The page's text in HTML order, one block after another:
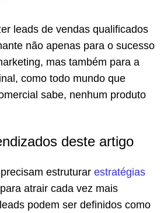
leads de vendas qualificados
não apenas para o sucesso
mas também para a
como todo mundo que
sabe, nenhum produto
deste artigo
estruturar estratégias
para atrair cada vez mais
podem ser definidos como